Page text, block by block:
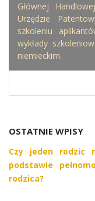
Głównej
Urzędzie
szkoleniu
wykłady
niemieckim.
OSTATNIE WPISY
Czy jeden rodzic
podstawie
rodzica?